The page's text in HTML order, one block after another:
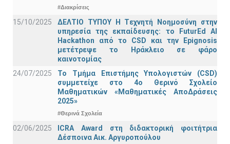
#Διακρίσεις
15/10/2025
ΔΕΛΤΙΟ ΤΥΠΟΥ H Tεχνητή Νοημοσύνη στην
υπηρεσία της εκπαίδευσης: το FuturEd AI
Hackathon από το CSD και την Epignosis
μετέτρεψε το Ηράκλειο σε φάρο
καινοτομίας
24/07/2025
Το Τμήμα Επιστήμης Υπολογιστών (CSD)
συμμετείχε στο 4ο Θερινό Σχολείο
Μαθηματικών «Μαθηματικές ΑποΔράσεις
2025»
#Θερινά Σχολεία
02/06/2025
ICRA Award στη διδακτορική φοιτήτρια
Δέσποινα Αικ. Αργυροπούλου